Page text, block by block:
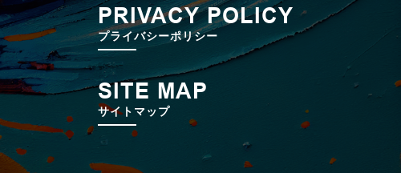
PRIVACY POLICY
プライバシーポリシー
SITE MAP
サイトマップ